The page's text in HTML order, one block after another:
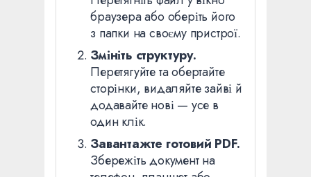
браузера або оберіть його
з папки на своєму пристрої.
Змініть структуру.
Перетягуйте та обертайте
сторінки, видаляйте зайві й
додавайте нові — усе в
один клік.
Завантажте готовий PDF.
Збережіть документ на